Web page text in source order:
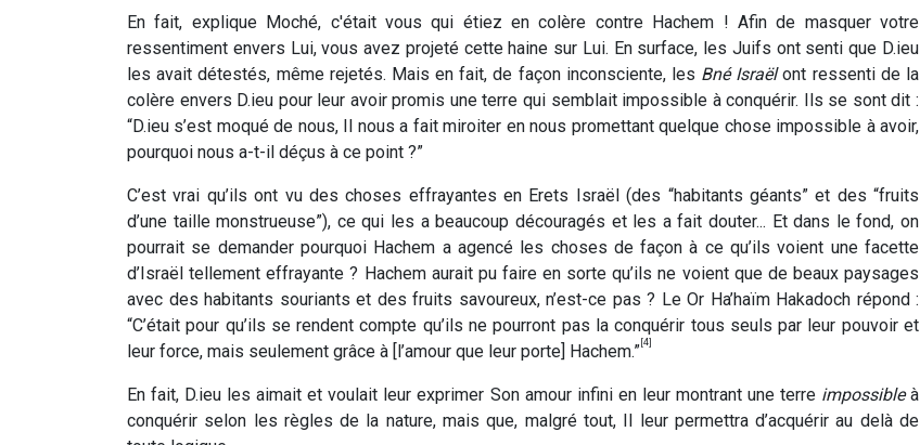
En fait, explique Moché, c'était vous qui étiez en colère contre Hachem ! Afin de masquer votre
ressentiment envers Lui, vous avez projeté cette haine sur Lui. En surface, les Juifs ont senti que D.ieu
les avait détestés, même rejetés. Mais en fait, de façon inconsciente, les Bné Israëlont ressenti de la
colère envers D.ieu pour leur avoir promis une terre qui semblait impossible à conquérir. Ils se sont dit :
“D.ieu s’est moqué de nous, Il nous a fait miroiter en nous promettant quelque chose impossible à avoir,
pourquoi nous a-t-il déçus à ce point ?”
C’est vrai qu’ils ont vu des choses effrayantes en Erets Israël (des “habitants géants” et des “fruits
d’une taille monstrueuse”), ce qui les a beaucoup découragés et les a fait douter... Et dans le fond, on
pourrait se demander pourquoi Hachem a agencé les choses de façon à ce qu’ils voient une facette
d’Israël tellement effrayante ? Hachem aurait pu faire en sorte qu’ils ne voient que de beaux paysages
avec des habitants souriants et des fruits savoureux, n’est-ce pas ? Le Or Ha’haïm Hakadoch répond :
“C’était pour qu’ils se rendent compte qu’ils ne pourront pas la conquérir tous seuls par leur pouvoir et
leur force, mais seulement grâce à [l’amour que leur porte] Hachem.” [4]
En fait, D.ieu les aimait et voulait leur exprimer Son amour infini en leur montrant une terre impossibleà
conquérir selon les règles de la nature, mais que, malgré tout, Il leur permettra d’acquérir au delà de